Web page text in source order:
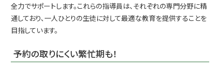
プライバシーポリシー
SDGS宣言
全力でサポートします。これらの指導員は、それぞれの専門分野に精
通しており、一人ひとりの生徒に対して最適な教育を提供することを
目指しています。
予約の取りにくい繁忙期も！